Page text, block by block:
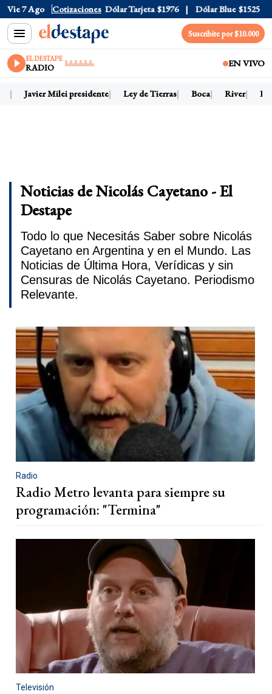
Vie 7 Ago Cotizaciones
Dólar Oficial $1520 Dólar Tarjeta $1976 Dólar Blue $1525
Suscribite por $10.000
EL DESTAPE
RADIO EN VIVO
Javier Milei presidente Ley de Tierras Boca River
Noticias de Nicolás Cayetano - El
Destape
Todo lo que Necesitás Saber sobre Nicolás
Cayetano en Argentina y en el Mundo. Las
Noticias de Última Hora, Verídicas y sin
Censuras de Nicolás Cayetano. Periodismo
Relevante.
Radio
Radio Metro levanta para siempre su
programación: "Termina"
Televisión